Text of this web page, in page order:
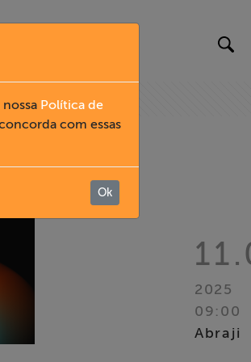
2025
09:00
Abraji
Política de
com essas
Ok